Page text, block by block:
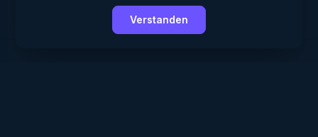
Verstanden